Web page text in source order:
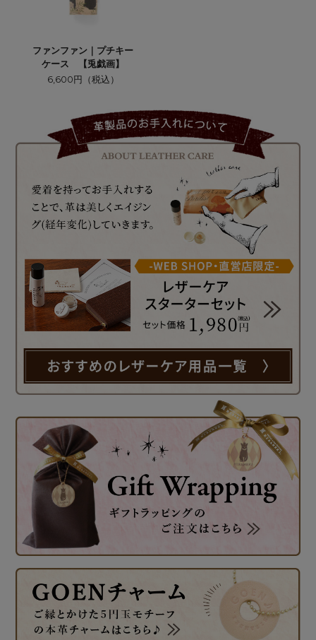
ファンファン｜プチキー
ケース 【兎戯画】
6,600円（税込）